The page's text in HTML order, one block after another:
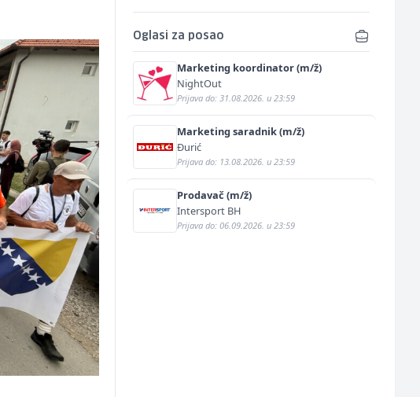
Oglasi za posao
Marketing koordinator (m/ž)
NightOut
Prijava do: 31.08.2026. u 23:59
Marketing saradnik (m/ž)
Đurić
Prijava do: 13.08.2026. u 23:59
Prodavač (m/ž)
Intersport BH
Prijava do: 06.09.2026. u 23:59